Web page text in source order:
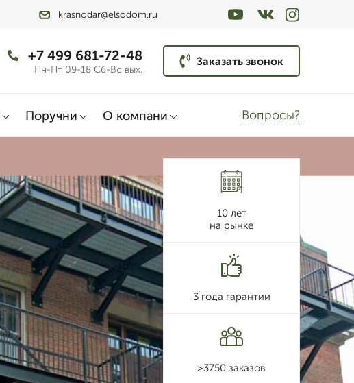
krasnodar@elsodom.ru
+7 499 681-72-48
Пн-Пт 09-18 Сб-Вс вых.
Заказать звонок
Поручни О компани Вопросы?
10 лет
на рынке
3 года гарантии
>3750 заказов